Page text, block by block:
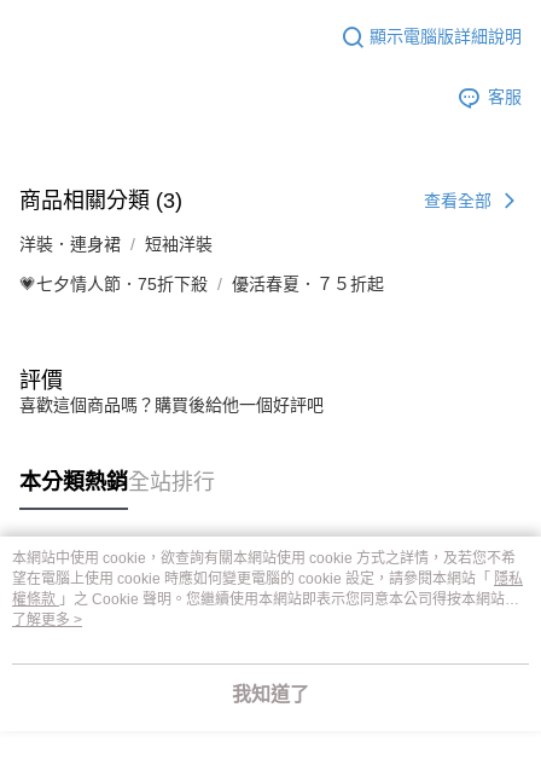
顯示電腦版詳細說明
客服
商品相關分類 (3) 查看全部
洋裝．連身裙 短袖洋裝
💗七夕情人節．75折下殺 優活春夏．７５折起
評價
喜歡這個商品嗎？購買後給他一個好評吧
本分類熱銷全站排行
熱門標籤
本網站中使用 cookie，欲查詢有關本網站使用 cookie 方式之詳情，及若您不希
望在電腦上使用 cookie 時應如何變更電腦的 cookie 設定，請參閱本網站「 隱私
權條款 」之 Cookie 聲明。您繼續使用本網站即表示您同意本公司得按本網站使
用條款之 Cookie 聲明使用 cookie。
了解更多 >
我知道了